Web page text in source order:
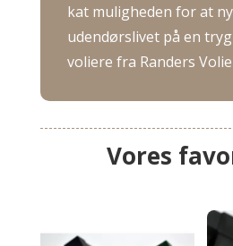
kat muligheden for at
udendørslivet på en
voliere fra Randers
Vores